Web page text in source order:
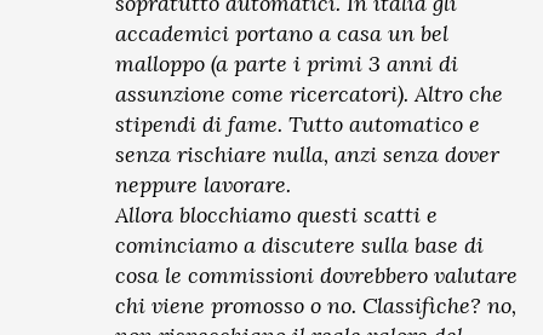
accademici portano a casa un bel
malloppo (a parte i primi 3 anni di
assunzione come ricercatori). Altro che
stipendi di fame. Tutto automatico e
senza rischiare nulla, anzi senza dover
neppure lavorare.
Allora blocchiamo questi scatti e
cominciamo a discutere sulla base di
cosa le commissioni dovrebbero valutare
chi viene promosso o no. Classifiche? no,